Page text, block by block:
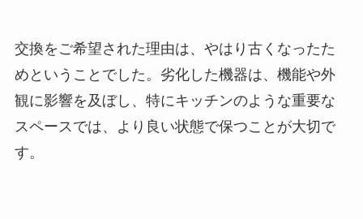
交換をご希望された理由は、やはり古くなったた
めということでした。劣化した機器は、機能や外
観に影響を及ぼし、特にキッチンのような重要な
スペースでは、より良い状態で保つことが大切で
す。